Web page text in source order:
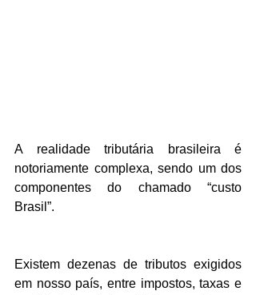
A realidade tributária brasileira é
notoriamente complexa, sendo um dos
componentes do chamado “custo
Brasil”.
Existem dezenas de tributos exigidos
em nosso país, entre impostos, taxas e